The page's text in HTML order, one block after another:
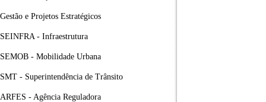
Gestão e Projetos Estratégicos
SEINFRA - Infraestrutura
SEMOB - Mobilidade Urbana
SMT - Superintendência de Trânsito
ARFES - Agência Reguladora